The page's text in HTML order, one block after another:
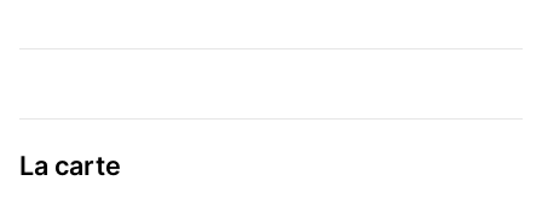
La carte